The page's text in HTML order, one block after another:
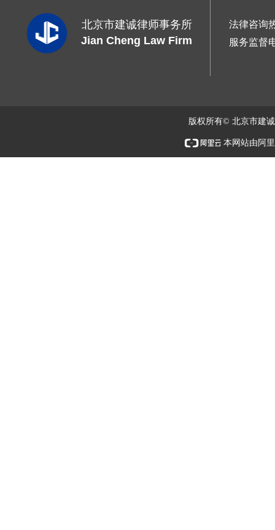
Jian Cheng Law Firm
北京市建诚律师事务所
法律咨询
服务监督
版权所有© 北京市建
本网站由阿